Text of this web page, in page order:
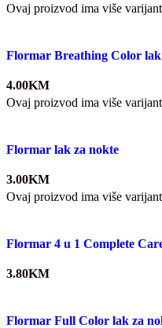
Ovaj proizvod ima više
Flormar Breathing Color lak
4.00KM
Ovaj proizvod ima više
Flormar lak za nokte
3.00KM
Ovaj proizvod ima više
Flormar 4 u 1 Complete
3.80KM
Flormar Full Color lak za